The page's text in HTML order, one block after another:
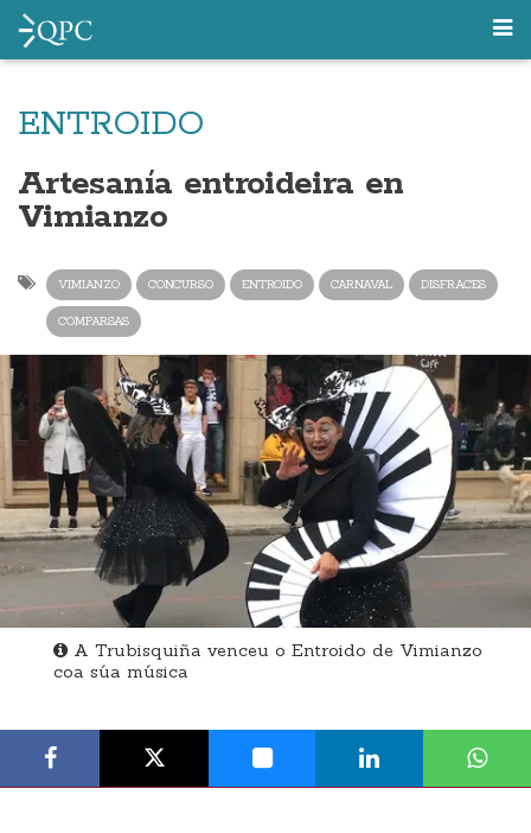
ENTROIDO
Artesanía entroideira en
Vimianzo
VIMIANZO CONCURSO ENTROIDO CARNAVAL DISFRACES
COMPARSAS
A Trubisquiña venceu o Entroido de Vimianzo
coa súa música